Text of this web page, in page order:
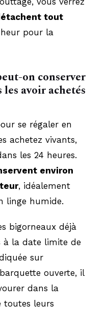
tout
pour la
on conserver
avoir achetés
se régaler en
achetez vivants,
les 24 heures.
environ
, idéalement
linge humide.
bigorneaux déjà
à la date limite de
sur
ouverte, il
dans la
toutes leurs